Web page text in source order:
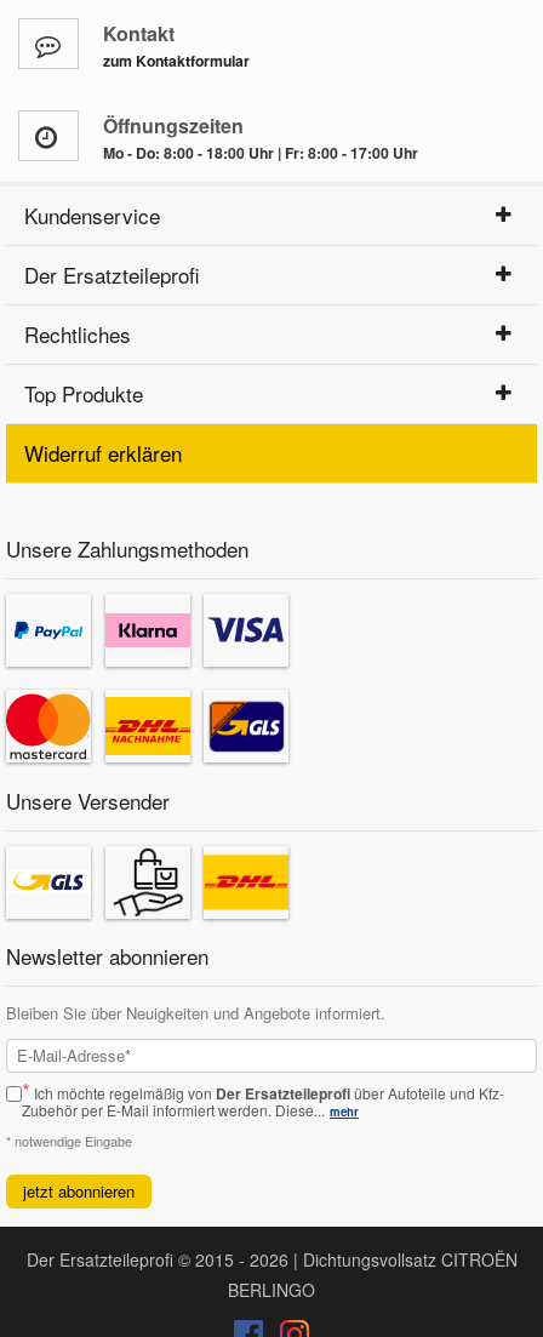
Kontakt
zum Kontaktformular
Öffnungszeiten
Mo - Do: 8:00 - 18:00 Uhr | Fr: 8:00 - 17:00 Uhr
Kundenservice
Der Ersatzteileprofi
Rechtliches
Top Produkte
Widerruf erklären
Unsere Zahlungsmethoden
Unsere Versender
Newsletter abonnieren
Bleiben Sie über Neuigkeiten und Angebote informiert.
* Ich möchte regelmäßig von Der Ersatzteileprofiüber Autoteile und Kfz-
Zubehör per E-Mail informiert werden. Diese... mehr
* notwendige Eingabe
jetzt abonnieren
Der Ersatzteileprofi © 2015 - 2026 | Dichtungsvollsatz CITROËN
BERLINGO